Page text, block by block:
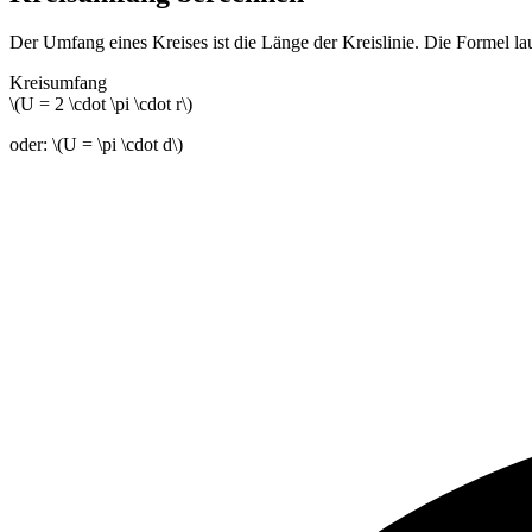
Der Umfang eines Kreises ist die Länge der Kreislinie. Die Formel
Kreisumfang
\(U = 2 \cdot \pi \cdot r\)
oder: \(U = \pi \cdot d\)